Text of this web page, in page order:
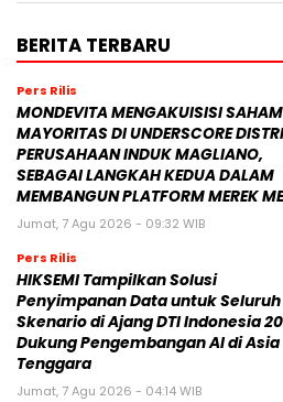
BERITA TERBARU
Pers Rilis
MONDEVITA MENGAKUISISI SAHAM
MAYORITAS DI UNDERSCORE
PERUSAHAAN INDUK MAGLIANO,
SEBAGAI LANGKAH KEDUA DALAM
MEMBANGUN PLATFORM MEREK
Jumat, 7 Agu 2026 - 09:32 WIB
Pers Rilis
HIKSEMI Tampilkan Solusi
Penyimpanan Data untuk Seluruh
Skenario di Ajang DTI Indonesia
Dukung Pengembangan AI di Asia
Tenggara
Jumat, 7 Agu 2026 - 04:14 WIB